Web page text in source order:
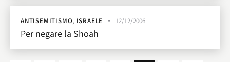
ANTISEMITISMO, ISRAELE 12/12/2006
Per negare la Shoah